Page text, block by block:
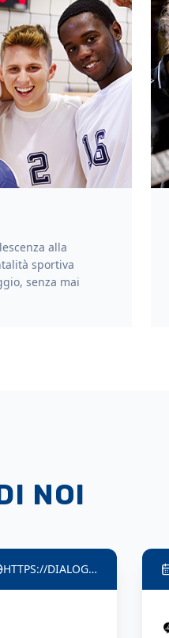
alla
sportiva
senza mai
NOI
HTTPS://QUINDICINEWS.IT